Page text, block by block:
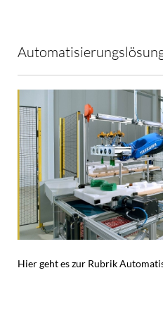
Hier geht es zur Rubrik